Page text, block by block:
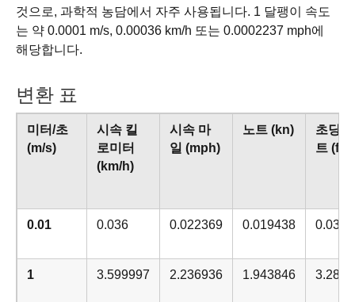
것으로, 과학적 농담에서 자주 사용됩니다. 1 달팽이 속도
는 약 0.0001 m/s, 0.00036 km/h 또는 0.0002237 mph에
해당합니다.
변환 표
미터/초
(m/s)
시속 킬
로미터
(km/h)
시속 마
일 (mph)
노트 (kn)
초당
트 (ft/
0.01 0.036 0.022369 0.019438
1 3.599997 2.236936 1.943846